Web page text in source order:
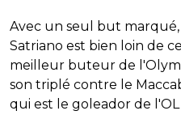
Avec un seul but
Satriano est bien loin de
meilleur buteur de
son triplé contre le
qui est le goleador de